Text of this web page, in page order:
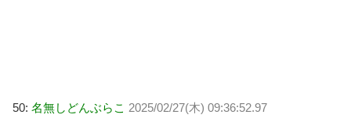
50: 名無しどんぶらこ 2025/02/27(木) 09:36:52.97